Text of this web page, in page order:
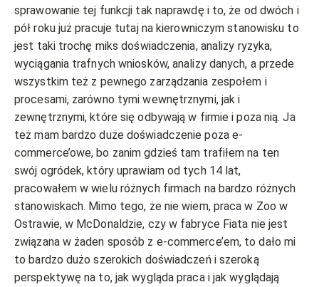
sprawowanie tej funkcji tak naprawdę i to, że od dwóch i
pół roku już pracuje tutaj na kierowniczym stanowisku to
jest taki trochę miks doświadczenia, analizy ryzyka,
wyciągania trafnych wniosków, analizy danych, a przede
wszystkim też z pewnego zarządzania zespołem i
procesami, zarówno tymi wewnętrznymi, jak i
zewnętrznymi, które się odbywają w firmie i poza nią. Ja
też mam bardzo duże doświadczenie poza e-
commerce’owe, bo zanim gdzieś tam trafiłem na ten
swój ogródek, który uprawiam od tych 14 lat,
pracowałem w wielu różnych firmach na bardzo różnych
stanowiskach. Mimo tego, że nie wiem, praca w Zoo w
Ostrawie, w McDonaldzie, czy w fabryce Fiata nie jest
związana w żaden sposób z e-commerce’em, to dało mi
to bardzo dużo szerokich doświadczeń i szeroką
perspektywę na to, jak wygląda praca i jak wyglądają